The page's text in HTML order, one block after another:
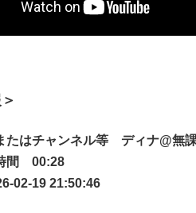
たはチャンネル等 ディナ@無
間 00:28
02-19 21:50:46